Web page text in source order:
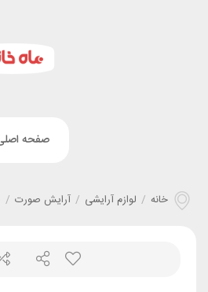
صفحه
خانه / لوازم آرایشی / آرایش صورت /